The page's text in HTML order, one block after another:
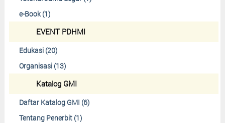
e-Book (1)
EVENT PDHMI
Edukasi (20)
Organisasi (13)
Katalog GMI
Daftar Katalog GMI (6)
Tentang Penerbit (1)